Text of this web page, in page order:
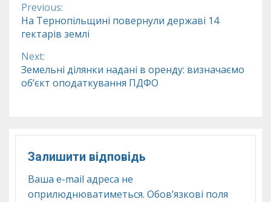
Continue
Reading
Previous:
На Тернопільщині повернули державі 14
гектарів землі
Next:
Земельні ділянки надані в оренду: визначаємо
об’єкт оподаткування ПДФО
Залишити відповідь
Ваша e-mail адреса не
оприлюднюватиметься. Обов’язкові поля